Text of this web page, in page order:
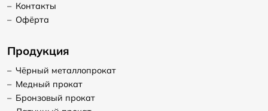
– Контакты
– Офёрта
Продукция
– Чёрный металлопрокат
– Медный прокат
– Бронзовый прокат